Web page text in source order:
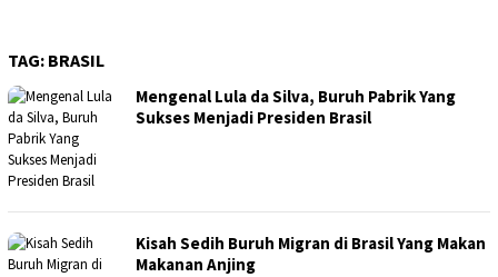
TAG: BRASIL
Mengenal Lula da Silva, Buruh Pabrik Yang
Sukses Menjadi Presiden Brasil
Kisah Sedih Buruh Migran di Brasil Yang Makan
Makanan Anjing